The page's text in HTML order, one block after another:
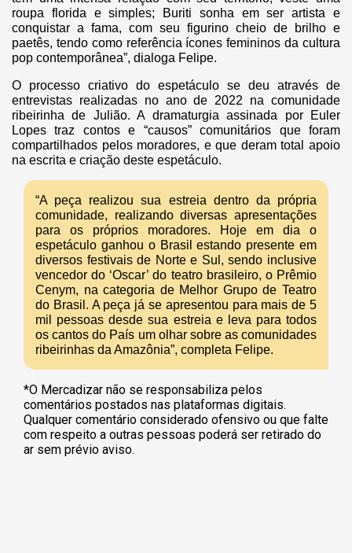
roupa florida e simples; Buriti sonha em ser artista e
conquistar a fama, com seu figurino cheio de brilho e
paetês, tendo como referência ícones femininos da cultura
pop contemporânea”, dialoga Felipe.
O processo criativo do espetáculo se deu através de
entrevistas realizadas no ano de 2022 na comunidade
ribeirinha de Julião. A dramaturgia assinada por Euler
Lopes traz contos e “causos” comunitários que foram
compartilhados pelos moradores, e que deram total apoio
na escrita e criação deste espetáculo.
“A peça realizou sua estreia dentro da própria
comunidade, realizando diversas apresentações
para os próprios moradores. Hoje em dia o
espetáculo ganhou o Brasil estando presente em
diversos festivais de Norte e Sul, sendo inclusive
vencedor do ‘Oscar’ do teatro brasileiro, o Prêmio
Cenym, na categoria de Melhor Grupo de Teatro
do Brasil. A peça já se apresentou para mais de 5
mil pessoas desde sua estreia e leva para todos
os cantos do País um olhar sobre as comunidades
ribeirinhas da Amazônia”, completa Felipe.
*O Mercadizar não se responsabiliza pelos
comentários postados nas plataformas digitais.
Qualquer comentário considerado ofensivo ou que falte
com respeito a outras pessoas poderá ser retirado do
ar sem prévio aviso.